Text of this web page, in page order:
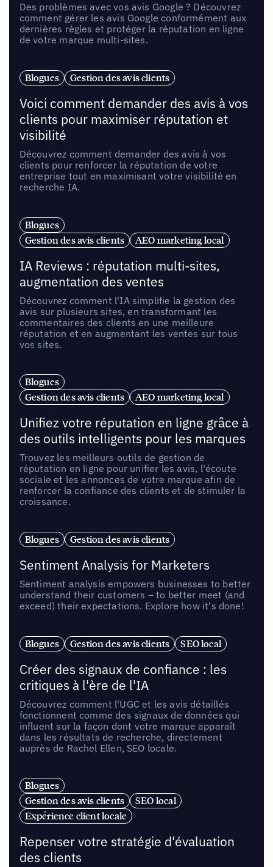
Des problèmes avec vos avis Google ? Découvrez
comment gérer les avis Google conformément aux
dernières règles et protéger la réputation en ligne
de votre marque multi-sites.
Blogues Gestion des avis clients
Voici comment demander des avis à vos
clients pour maximiser réputation et
visibilité
Découvrez comment demander des avis à vos
clients pour renforcer la réputation de votre
entreprise tout en maximisant votre visibilité en
recherche IA.
Blogues
Gestion des avis clients
AEO marketing local
IA Reviews : réputation multi-sites,
augmentation des ventes
Découvrez comment l'IA simplifie la gestion des
avis sur plusieurs sites, en transformant les
commentaires des clients en une meilleure
réputation et en augmentant les ventes sur tous
vos sites.
Blogues
Gestion des avis clients
AEO marketing local
Unifiez votre réputation en ligne grâce à
des outils intelligents pour les marques
Trouvez les meilleurs outils de gestion de
réputation en ligne pour unifier les avis, l'écoute
sociale et les annonces de votre marque afin de
renforcer la confiance des clients et de stimuler la
croissance.
Blogues Gestion des avis clients
Sentiment Analysis for Marketers
Sentiment analysis empowers businesses to better
understand their customers – to better meet (and
exceed) their expectations. Explore how it's done!
Blogues Gestion des avis clients SEO local
Créer des signaux de confiance : les
critiques à l'ère de l'IA
Découvrez comment l'UGC et les avis détaillés
fonctionnent comme des signaux de données qui
influent sur la façon dont votre marque apparaît
dans les résultats de recherche, directement
auprès de Rachel Ellen, SEO locale.
Blogues
Gestion des avis clients
SEO local
Expérience client locale
Repenser votre stratégie d'évaluation
des clients